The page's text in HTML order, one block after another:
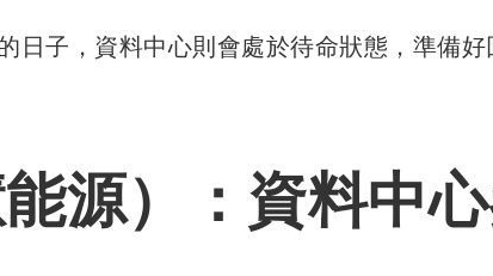
日子，資料中心則會處於待命狀態，準備
源）：資料中